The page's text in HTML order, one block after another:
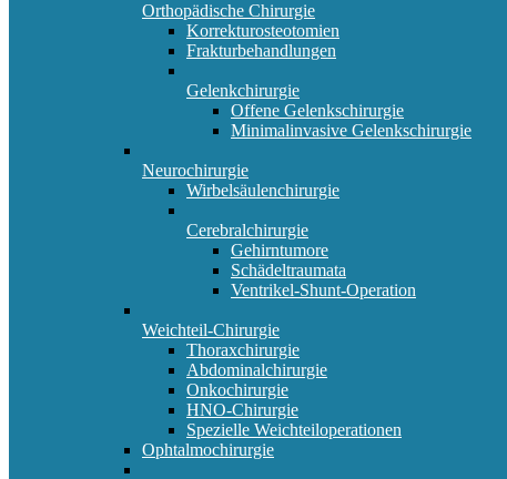
Orthopädische Chirurgie
Korrekturosteotomien
Frakturbehandlungen
Gelenkchirurgie
Offene Gelenkschirurgie
Minimalinvasive Gelenkschirurgie
Neurochirurgie
Wirbelsäulenchirurgie
Cerebralchirurgie
Gehirntumore
Schädeltraumata
Ventrikel-Shunt-Operation
Weichteil-Chirurgie
Thoraxchirurgie
Abdominalchirurgie
Onkochirurgie
HNO-Chirurgie
Spezielle Weichteiloperationen
Ophtalmochirurgie